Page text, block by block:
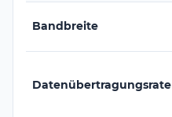
Bandbreite
Datenübertragungsrate